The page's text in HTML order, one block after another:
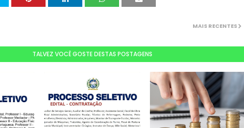
MAIS RECENTES
TALVEZ VOCÊ GOSTE DESTAS POSTAGENS